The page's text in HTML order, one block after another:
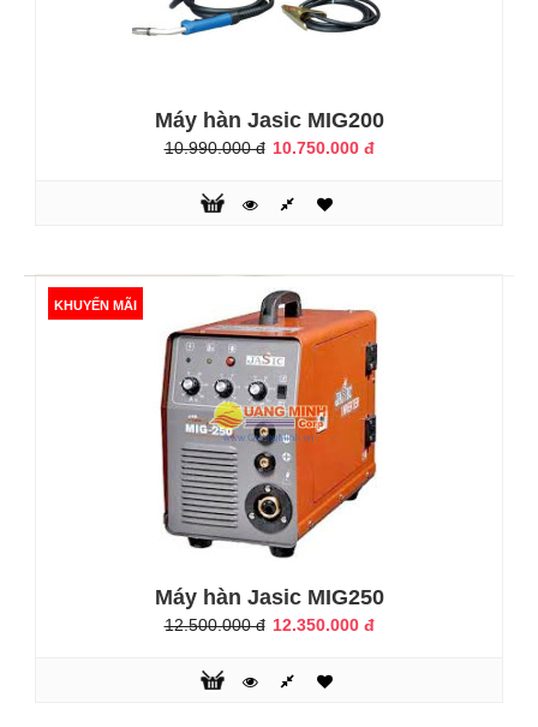
Máy hàn Hồng Ký HK MIG-500I
yếu (180V-240V)- Tiết kiệm điện năng 50% - 60%- Hiển thị
thế vào ± 15% : 3 pha/380VTần số:50/60HZCông suấ đầu
ra:24.7 KVAT..
Máy hàn Jasic MIG200
10.990.000 đ 10.750.000 đ
KHUYẾN MÃI
Máy hàn Jasic MIG250
12.500.000 đ 12.350.000 đ